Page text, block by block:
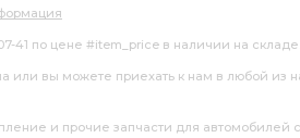
41 по цене #item_price в наличии на складе.
или вы можете приехать к нам в любой из
и прочие запчасти для автомобилей с